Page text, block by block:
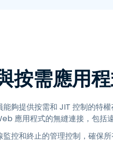
按需應用
能夠提供按需和 JIT 控制的特
應用程式的無縫連接，包括
監控和終止的管理控制，確保所